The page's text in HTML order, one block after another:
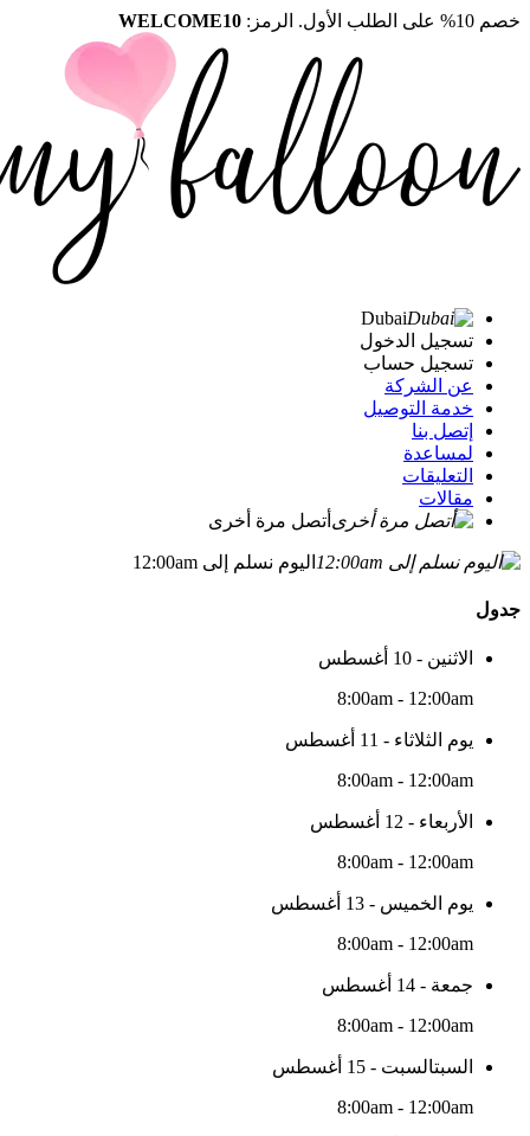
خصم 10% على الطلب الأول. الرمز: WELCOME10
Dubai
تسجيل الدخول
تسجيل حساب
عن الشركة
خدمة التوصيل
إتصل بنا
لمساعدة
التعليقات
مقالات
أتصل مرة أخرى
اليوم نسلم إلى 12:00am
جدول
الاثنين - 10 أغسطس
8:00am - 12:00am
يوم الثلاثاء - 11 أغسطس
8:00am - 12:00am
الأربعاء - 12 أغسطس
8:00am - 12:00am
يوم الخميس - 13 أغسطس
8:00am - 12:00am
جمعة - 14 أغسطس
8:00am - 12:00am
السبتالسبت - 15 أغسطس
8:00am - 12:00am